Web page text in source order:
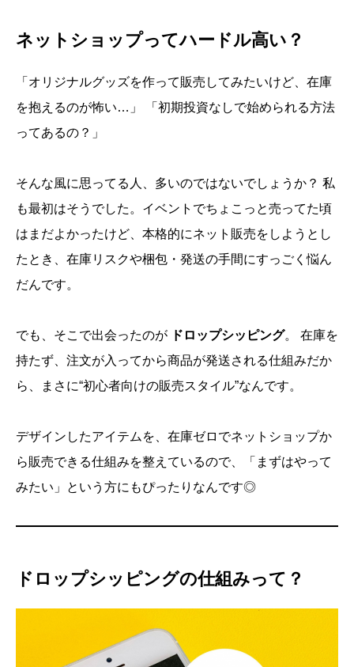
ネットショップってハードル高い？
「オリジナルグッズを作って販売してみたいけど、在庫
を抱えるのが怖い…」 「初期投資なしで始められる方法
ってあるの？」
そんな風に思ってる人、多いのではないでしょうか？ 私
も最初はそうでした。イベントでちょこっと売ってた頃
はまだよかったけど、本格的にネット販売をしようとし
たとき、在庫リスクや梱包・発送の手間にすっごく悩ん
だんです。
でも、そこで出会ったのが ドロップシッピング。 在庫を
持たず、注文が入ってから商品が発送される仕組みだか
ら、まさに“初心者向けの販売スタイル”なんです。
デザインしたアイテムを、在庫ゼロでネットショップか
ら販売できる仕組みを整えているので、「まずはやって
みたい」という方にもぴったりなんです◎
ドロップシッピングの仕組みって？